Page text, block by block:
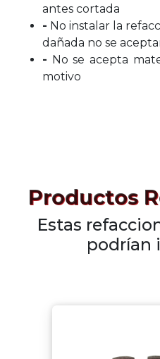
antes cortada
- No instalar la
dañada no se
- No se acepta
motivo
Productos
Estas
podrían